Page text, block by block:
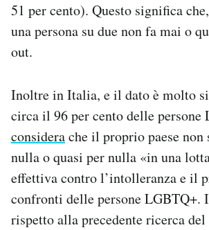
51 per cento). Questo significa
una persona su due non fa mai o
out.
Inoltre in Italia, e il dato è molto
circa il 96 per cento delle persone
considerache il proprio paese
nulla o quasi per nulla «in una
effettiva contro l’intolleranza e il
confronti delle persone LGBTQ+.
rispetto alla precedente ricerca del